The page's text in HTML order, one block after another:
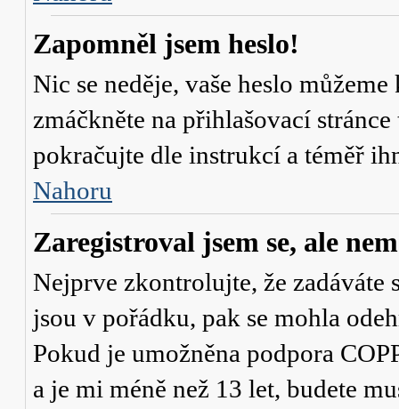
Zapomněl jsem heslo!
Nic se neděje, vaše heslo
zmáčkněte na přihlašovací
pokračujte dle instrukcí a téměř
Nahoru
Zaregistroval jsem se, ale
Nejprve zkontrolujte, že zadáváte
jsou v pořádku, pak se mohla
Pokud je umožněna podpora
a je mi méně než 13 let, budete